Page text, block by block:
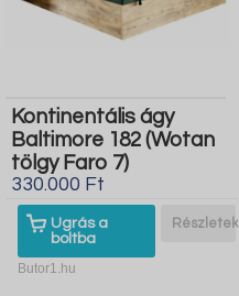
Kontinentális ágy
Baltimore 182 (Wotan
tölgy Faro 7)
330.000 Ft
Ugrás a
boltba
Részletek
Butor1.hu